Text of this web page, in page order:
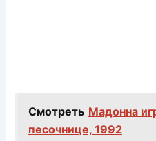
Смотреть Мадонна
песочнице, 1992